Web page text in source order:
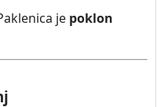
je poklon